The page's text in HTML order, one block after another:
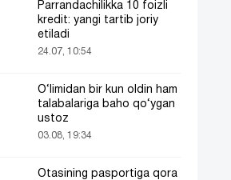
Parrandachilikka 10 foizli
kredit: yangi tartib joriy
etiladi
24.07, 10:54
O‘limidan bir kun oldin ham
talabalariga baho qo‘ygan
ustoz
03.08, 19:34
Otasining pasportiga qora